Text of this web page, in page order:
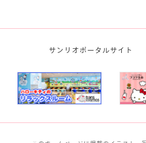
サンリオポータルサイト